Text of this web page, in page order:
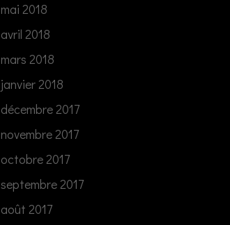
mai 2018
avril 2018
mars 2018
janvier 2018
décembre 2017
novembre 2017
octobre 2017
septembre 2017
août 2017